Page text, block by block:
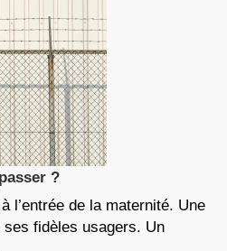
?
l’entrée de la maternité. Une
fidèles usagers. Un